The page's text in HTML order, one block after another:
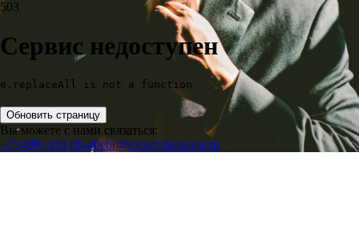
503
Сервис недоступен
e.replaceAll is not a function
Обновить страницу
Вы можете с нами связаться:
+7 (499) 418-00-40ebr@expert-business.ru